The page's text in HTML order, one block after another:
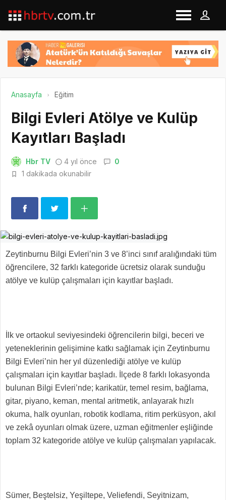
Anasayfa Eğitim
Bilgi Evleri Atölye ve Kulüp
Kayıtları Başladı
Hbr TV 4 yıl önce
0
1 dakikada okunabilir
Zeytinburnu Bilgi Evleri’nin 3 ve 8’inci sınıf aralığındaki tüm
öğrencilere, 32 farklı kategoride ücretsiz olarak sunduğu
atölye ve kulüp çalışmaları için kayıtlar başladı.
İlk ve ortaokul seviyesindeki öğrencilerin bilgi, beceri ve
yeteneklerinin gelişimine katkı sağlamak için Zeytinburnu
Bilgi Evleri’nin her yıl düzenlediği atölye ve kulüp
çalışmaları için kayıtlar başladı. İlçede 8 farklı lokasyonda
bulunan Bilgi Evleri’nde; karikatür, temel resim, bağlama,
gitar, piyano, keman, mental aritmetik, anlayarak hızlı
okuma, halk oyunları, robotik kodlama, ritim perküsyon, akıl
ve zekâ oyunları olmak üzere, uzman eğitmenler eşliğinde
toplam 32 kategoride atölye ve kulüp çalışmaları yapılacak.
Sümer, Beştelsiz, Yeşiltepe, Veliefendi, Seyitnizam,